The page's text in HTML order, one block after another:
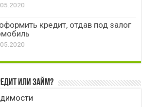
кредит, отдав под залог
или займ?